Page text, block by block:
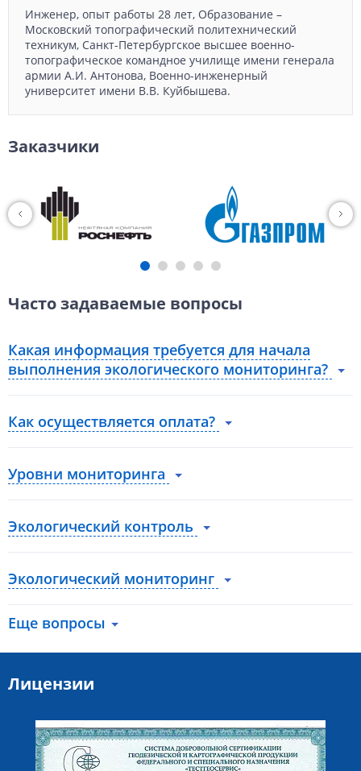
Инженер, опыт работы 28 лет, Образование –
Московский топографический политехнический
техникум, Санкт-Петербургское высшее военно-
топографическое командное училище имени генерала
армии А.И. Антонова, Военно-инженерный
университет имени В.В. Куйбышева.
Заказчики
Часто задаваемые вопросы
Какая информация требуется для начала
выполнения экологического мониторинга?
Как осуществляется оплата?
Уровни мониторинга
Экологический контроль
Экологический мониторинг
Еще вопросы
Лицензии